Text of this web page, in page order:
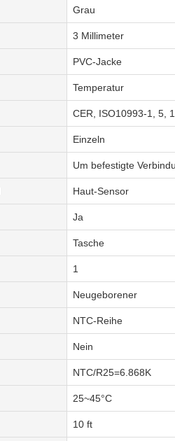
Grau
3 Millimeter
PVC-Jacke
Temperatur
CER, ISO10993-1, 5,
Einzeln
Um befestigte
Haut-Sensor
Ja
Tasche
1
Neugeborener
NTC-Reihe
Nein
NTC/R25=6.868K
25~45°C
10 ft